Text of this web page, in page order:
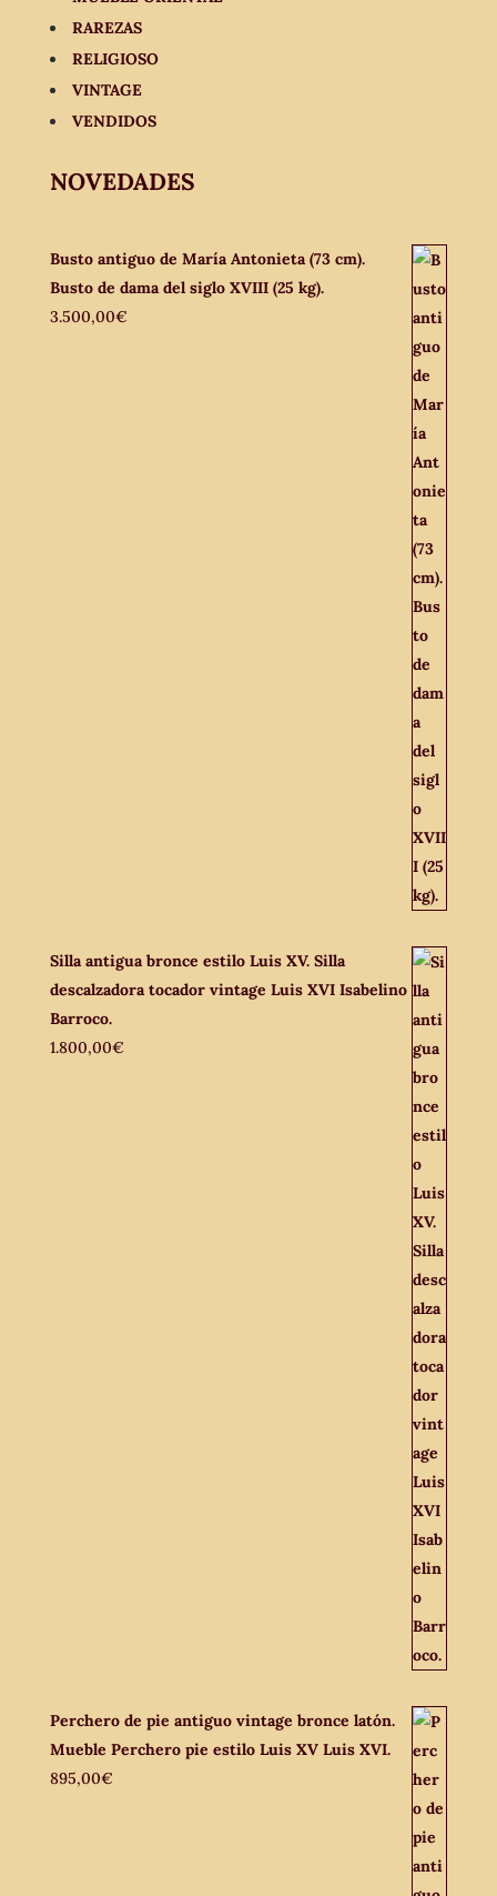
RAREZAS
RELIGIOSO
VINTAGE
VENDIDOS
NOVEDADES
Busto antiguo de María Antonieta (73 cm).
Busto de dama del siglo XVIII (25 kg).
3.500,00€
Silla antigua bronce estilo Luis XV. Silla
descalzadora tocador vintage Luis XVI Isabelino
Barroco.
1.800,00€
Perchero de pie antiguo vintage bronce latón.
Mueble Perchero pie estilo Luis XV Luis XVI.
895,00€